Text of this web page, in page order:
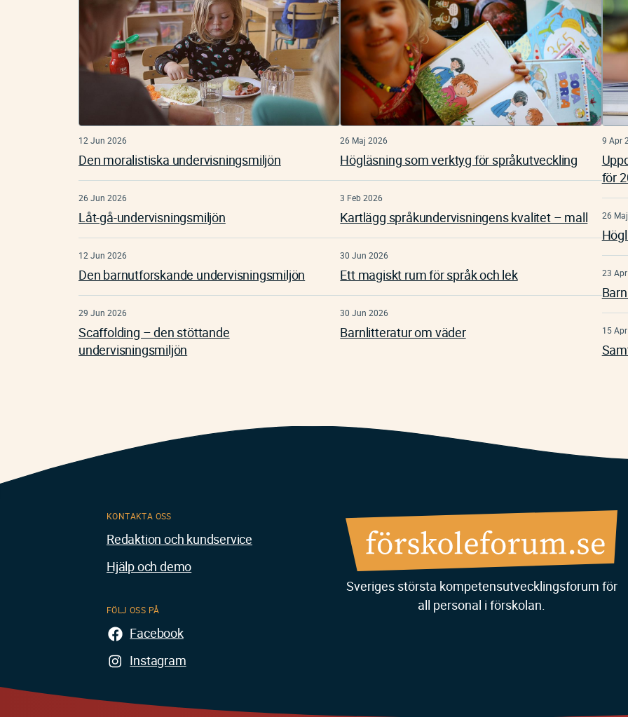
12 Jun 2026
Den moralistiska undervisningsmiljön
26 Jun 2026
Låt-gå-undervisningsmiljön
12 Jun 2026
Den barnutforskande undervisningsmiljön
29 Jun 2026
Scaffolding – den stöttande
undervisningsmiljön
26 Maj 2026
Högläsning som verktyg för språkutveckling
3 Feb 2026
Kartlägg språkundervisningens kvalitet – mall
30 Jun 2026
Ett magiskt rum för språk och lek
30 Jun 2026
Barnlitteratur om väder
9 Apr
för
26
23
15
Sveriges största kompetensutvecklingsforum för
all personal i förskolan.
KONTAKTA OSS
Redaktion och kundservice
Hjälp och demo
FÖLJ OSS PÅ
Facebook
Instagram